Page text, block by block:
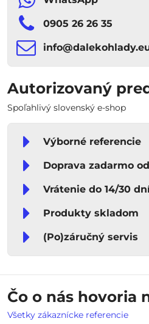
0905 26 26 35
Autorizovaný
Spoľahlivý slovenský e-shop
Výborné referencie
Doprava zadarmo
Vrátenie do 14/30
Produkty skladom
(Po)záručný servis
Čo o nás hovoria
Všetky zákaznícke referencie